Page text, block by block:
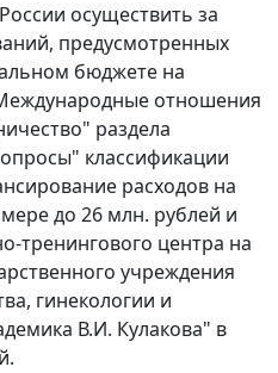
осуществить за
предусмотренных
бюджете на
отношения
раздела
классификации
расходов на
до 26 млн. рублей и
тренингового центра на
учреждения
гинекологии и
В.И. Кулакова" в